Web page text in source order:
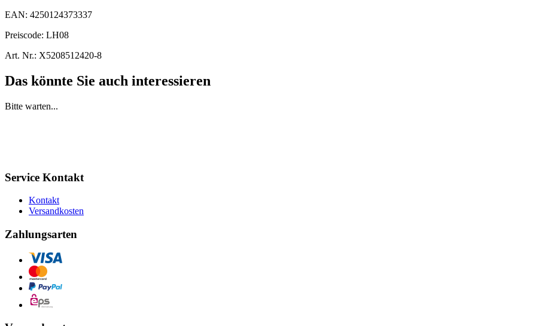
EAN: 4250124373337
Preiscode: LH08
Art. Nr.: X5208512420-8
Das könnte Sie auch interessieren
Bitte warten...
Service Kontakt
Kontakt
Versandkosten
Zahlungsarten